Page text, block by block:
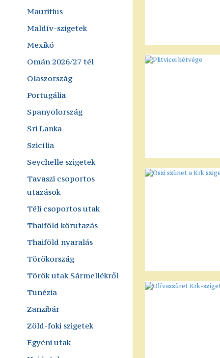
Mauritius
Maldív-szigetek
Mexikó
Omán 2026/27 tél
Olaszország
Portugália
Spanyolország
Sri Lanka
Szicília
Seychelle szigetek
Tavaszi csoportos
utazások
Téli csoportos utak
Thaiföld körutazás
Thaiföld nyaralás
Törökország
Török utak Sármellékről
Tunézia
Zanzibár
Zöld-foki szigetek
Egyéni utak